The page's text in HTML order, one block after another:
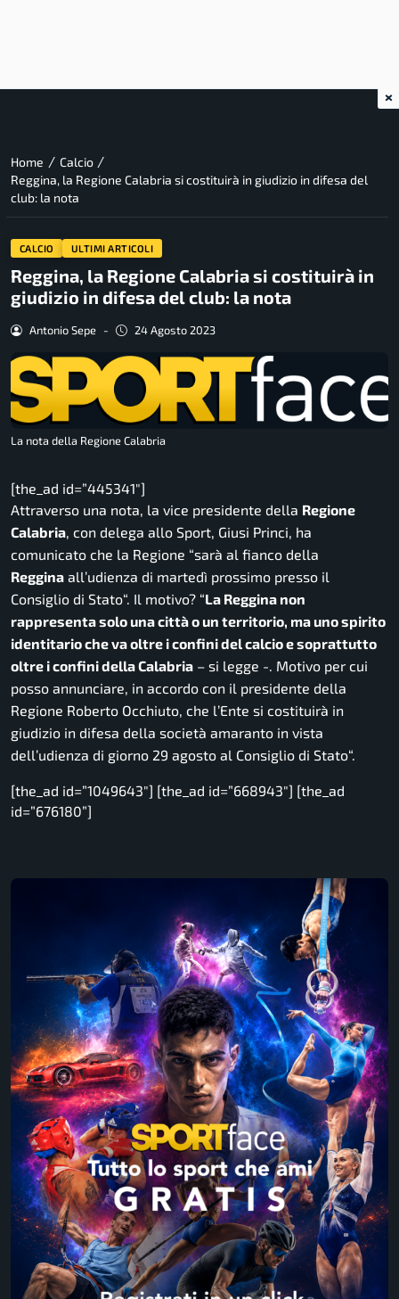
Home / Calcio /
Reggina, la Regione Calabria si costituirà in giudizio in difesa del
club: la nota
CALCIO ULTIMI ARTICOLI
Reggina, la Regione Calabria si costituirà in
giudizio in difesa del club: la nota
Antonio Sepe - 24 Agosto 2023
La nota della Regione Calabria
[the_ad id=”445341″]
Attraverso una nota, la vice presidente della Regione
Calabria , con delega allo Sport, Giusi Princi, ha
comunicato che la Regione “sarà al fianco della
Reggina all’udienza di martedì prossimo presso il
Consiglio di Stato“. Il motivo? “La Reggina non
rappresenta solo una città o un territorio, ma uno spirito
identitario che va oltre i confini del calcio e soprattutto
oltre i confini della Calabria – si legge -. Motivo per cui
posso annunciare, in accordo con il presidente della
Regione Roberto Occhiuto, che l’Ente si costituirà in
giudizio in difesa della società amaranto in vista
dell’udienza di giorno 29 agosto al Consiglio di Stato“.
[the_ad id=”1049643″] [the_ad id=”668943″] [the_ad
id=”676180”]
×